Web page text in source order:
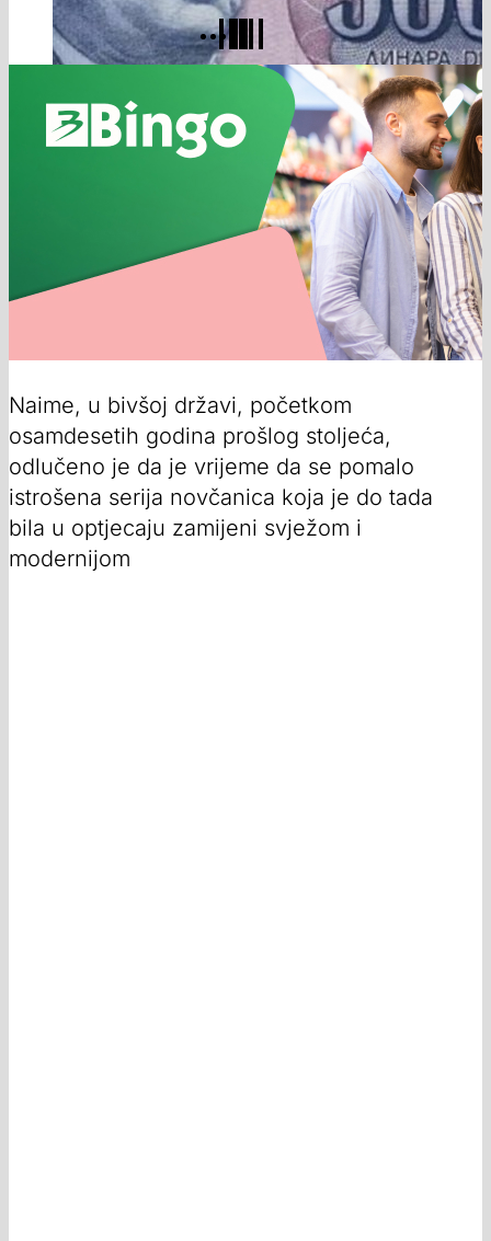
Naime, u bivšoj državi, početkom
osamdesetih godina prošlog stoljeća,
odlučeno je da je vrijeme da se pomalo
istrošena serija novčanica koja je do tada
bila u optjecaju zamijeni svježom i
modernijom